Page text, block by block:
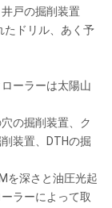
戸の掘削装置
たドリル、あく予
ーラーは太陽山
の掘削装置、ク
装置、DTHの掘
を深さと油圧光起
ラーによって取